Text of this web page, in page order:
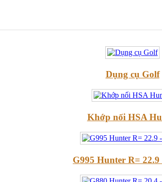
Dụng cụ Golf
Khớp nối HSA
G995 Hunter R= 22.9